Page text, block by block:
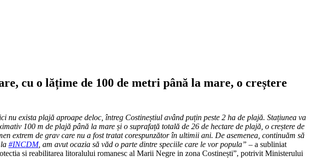
cu o lățime de 100 de metri până la mare, o creștere
exista plajă aproape deloc, întreg Costineștiul având puțin peste 2 ha de plajă. Stațiunea va
100 m de plajă până la mare și o suprafață totală de 26 de hectare de plajă, o creștere de
extrem de grav care nu a fost tratat corespunzător în ultimii ani. De asemenea, continuăm să
#INCDM, am avut ocazia să văd o parte dintre speciile care le vor popula” – a subliniat
si reabilitarea litoralului romanesc al Marii Negre in zona Costinești”, potrivit Ministerului